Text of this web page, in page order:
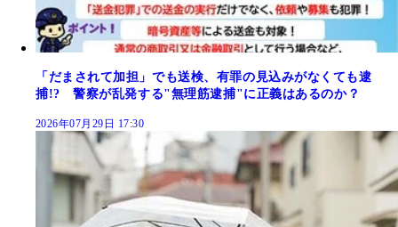
「だまされて加担」でも送検、有罪の見込みがなくても逮
捕!? 警察が乱発する"無理筋逮捕"に正義はあるのか？
2026年07月29日 17:30